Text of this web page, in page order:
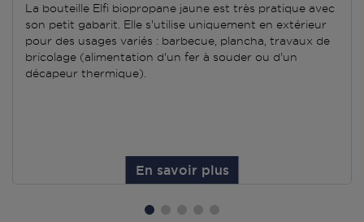
La bouteille Elfi biopropane jaune est très pratique avec
son petit gabarit. Elle s'utilise uniquement en extérieur
pour des usages variés : barbecue, plancha, travaux de
bricolage (alimentation d'un fer à souder ou d'un
décapeur thermique).
En savoir plus